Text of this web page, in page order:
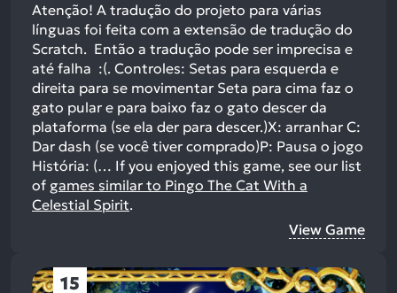
Atenção! A tradução do projeto para várias
línguas foi feita com a extensão de tradução do
Scratch. Então a tradução pode ser imprecisa e
até falha :(. Controles: Setas para esquerda e
direita para se movimentar Seta para cima faz o
gato pular e para baixo faz o gato descer da
plataforma (se ela der para descer.)X: arranhar C:
Dar dash (se você tiver comprado)P: Pausa o jogo
História: (… If you enjoyed this game, see our list
of games similar to Pingo The Cat With a
Celestial Spirit.
View Game
15